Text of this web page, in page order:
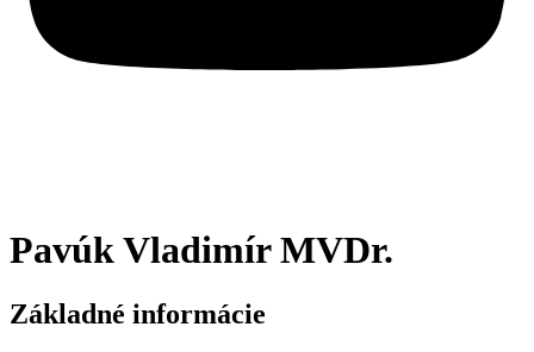
Pavúk Vladimír MVDr.
Základné informácie